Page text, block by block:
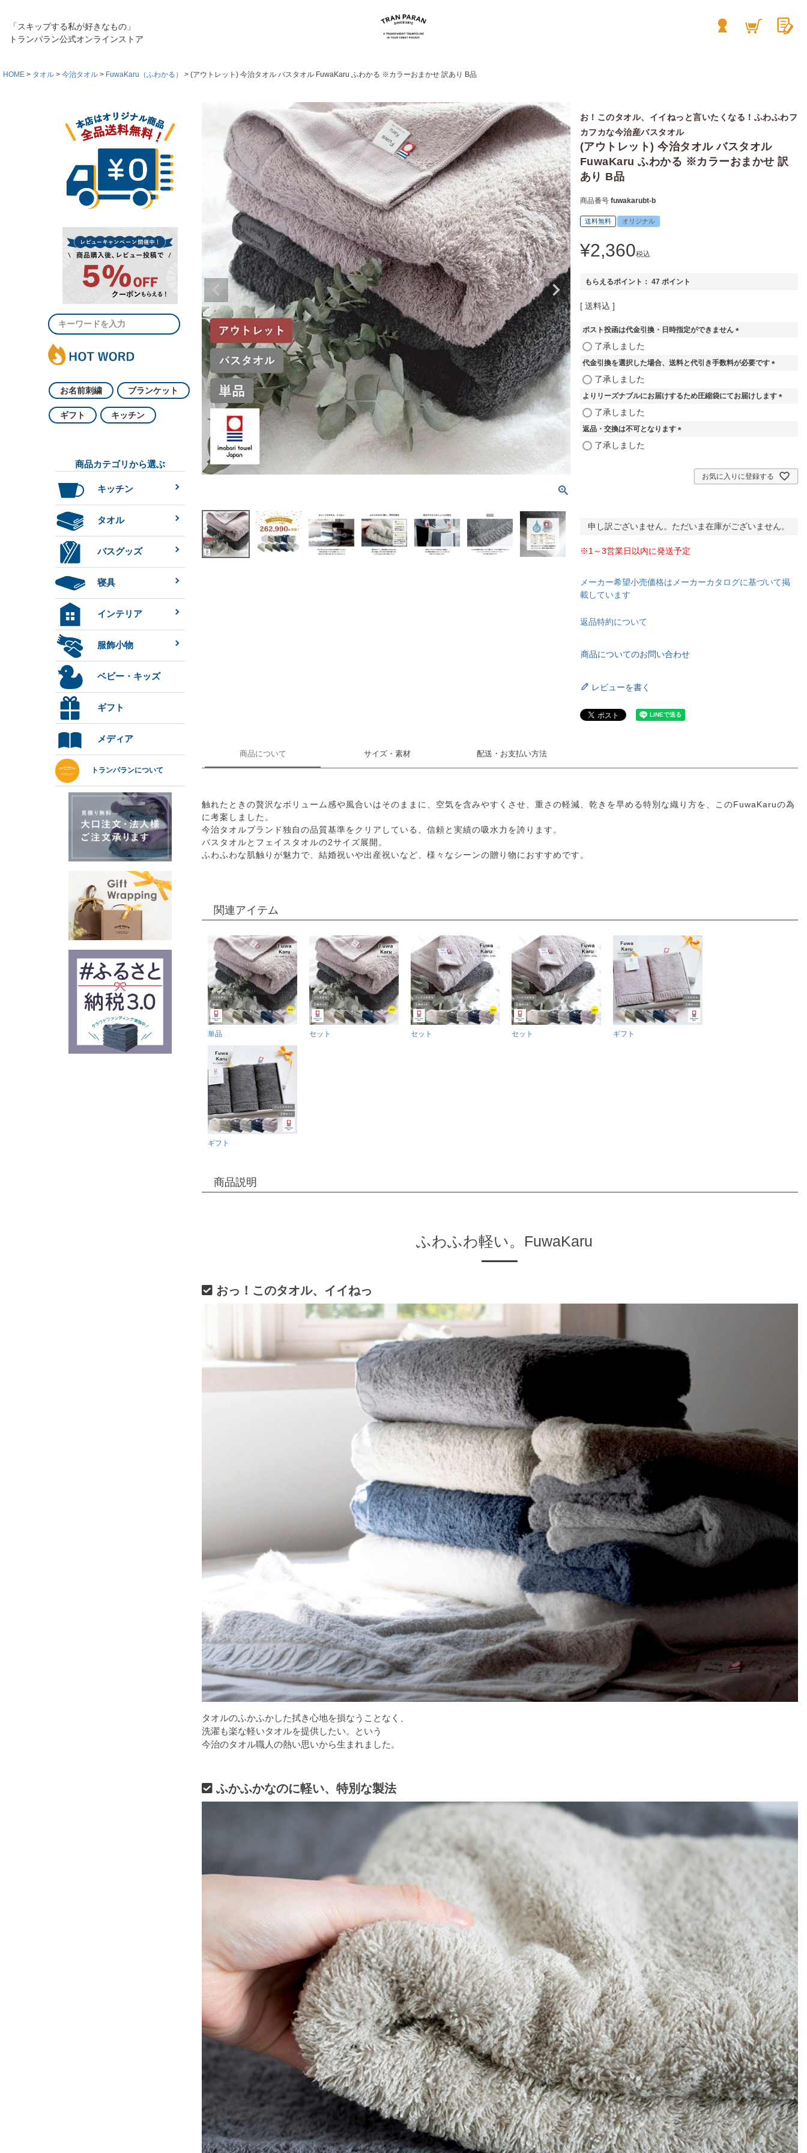
「スキップする私が好きなもの」
トランパラン公式オンラインストア
HOME タオル 今治タオル FuwaKaru（ふわかる） (アウトレット) 今治タオル バスタオル FuwaKaru ふわかる ※カラーおまかせ 訳あり B品
お名前刺繍 ブランケット
ギフト キッチン
商品カテゴリから選ぶ
キッチン
タオル
バスグッズ
寝具
インテリア
服飾小物
ベビー・キッズ
ギフト
メディア
トランパランについて
お！このタオル、イイねっと言いたくなる！ふわふわフ
カフカな今治産バスタオル
(アウトレット) 今治タオル バスタオル
FuwaKaru ふわかる ※カラーおまかせ 訳
あり B品
商品番号 fuwakarubt-b
送料無料 オリジナル
¥2,360税込
もらえるポイント： 47 ポイント
送料込
ポスト投函は代金引換・日時指定ができません
須
了承しました
代金引換を選択した場合、送料と代引き手数料が必要です
須
了承しました
よりリーズナブルにお届けするため圧縮袋にてお届けします
了承しました
返品・交換は不可となります
了承しました
お気に入りに登録する
申し訳ございません。ただいま在庫がございません。
※1～3営業日以内に発送予定
メーカー希望小売価格はメーカーカタログに基づいて掲
載しています
返品特約について
商品についてのお問い合わせ
レビューを書く
商品について サイズ・素材 配送・お支払い方法
触れたときの贅沢なボリューム感や風合いはそのままに、空気を含みやすくさせ、重さの軽減、乾きを早める特別な織り方を、このFuwaKaruの為
に考案しました。
今治タオルブランド独自の品質基準をクリアしている、信頼と実績の吸水力を誇ります。
バスタオルとフェイスタオルの2サイズ展開。
ふわふわな肌触りが魅力で、結婚祝いや出産祝いなど、様々なシーンの贈り物におすすめです。
関連アイテム
単品 セット セット セット ギフト
ギフト
商品説明
ふわふわ軽い。FuwaKaru
おっ！このタオル、イイねっ
タオルのふかふかした拭き心地を損なうことなく、
洗濯も楽な軽いタオルを提供したい。という
今治のタオル職人の熱い思いから生まれました。
ふかふかなのに軽い、特別な製法